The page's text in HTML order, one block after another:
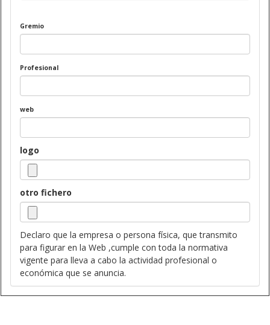
Gremio
Profesional
web
logo
otro fichero
Declaro que la empresa o persona física, que transmito
para figurar en la Web ,cumple con toda la normativa
vigente para lleva a cabo la actividad profesional o
económica que se anuncia.